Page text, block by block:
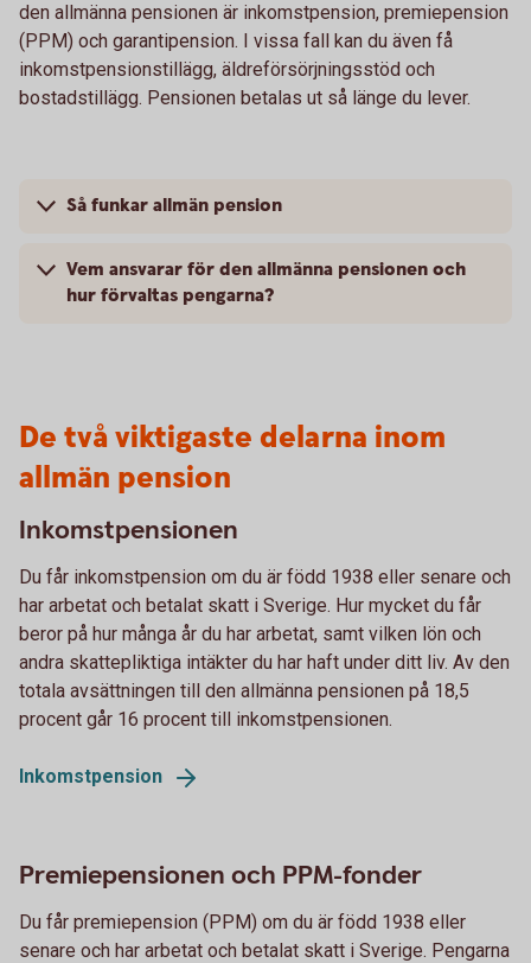
den allmänna pensionen är inkomstpension, premiepension
(PPM) och garantipension. I vissa fall kan du även få
inkomstpensionstillägg, äldreförsörjningsstöd och
bostadstillägg. Pensionen betalas ut så länge du lever.
Så funkar allmän pension
Vem ansvarar för den allmänna pensionen och
hur förvaltas pengarna?
De två viktigaste delarna inom
allmän pension
Inkomstpensionen
Du får inkomstpension om du är född 1938 eller senare och
har arbetat och betalat skatt i Sverige. Hur mycket du får
beror på hur många år du har arbetat, samt vilken lön och
andra skattepliktiga intäkter du har haft under ditt liv. Av den
totala avsättningen till den allmänna pensionen på 18,5
procent går 16 procent till inkomstpensionen.
Inkomstpension
Premiepensionen och PPM-fonder
Du får premiepension (PPM) om du är född 1938 eller
senare och har arbetat och betalat skatt i Sverige. Pengarna